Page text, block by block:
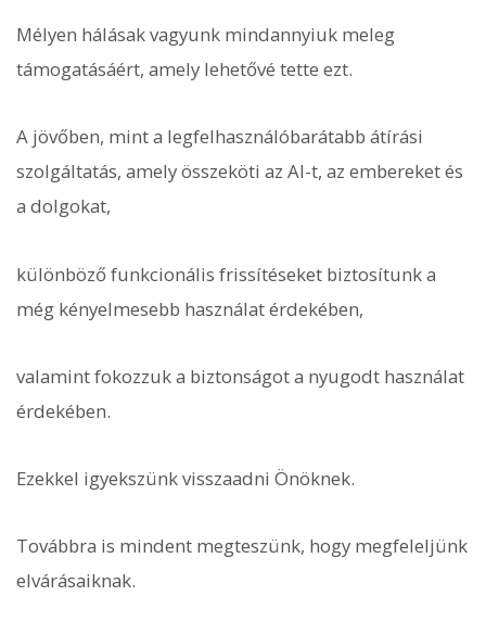
Mélyen hálásak vagyunk mindannyiuk meleg
támogatásáért, amely lehetővé tette ezt.
A jövőben, mint a legfelhasználóbarátabb átírási
szolgáltatás, amely összeköti az AI-t, az embereket és
a dolgokat,
különböző funkcionális frissítéseket biztosítunk a
még kényelmesebb használat érdekében,
valamint fokozzuk a biztonságot a nyugodt használat
érdekében.
Ezekkel igyekszünk visszaadni Önöknek.
Továbbra is mindent megteszünk, hogy megfeleljünk
elvárásaiknak.